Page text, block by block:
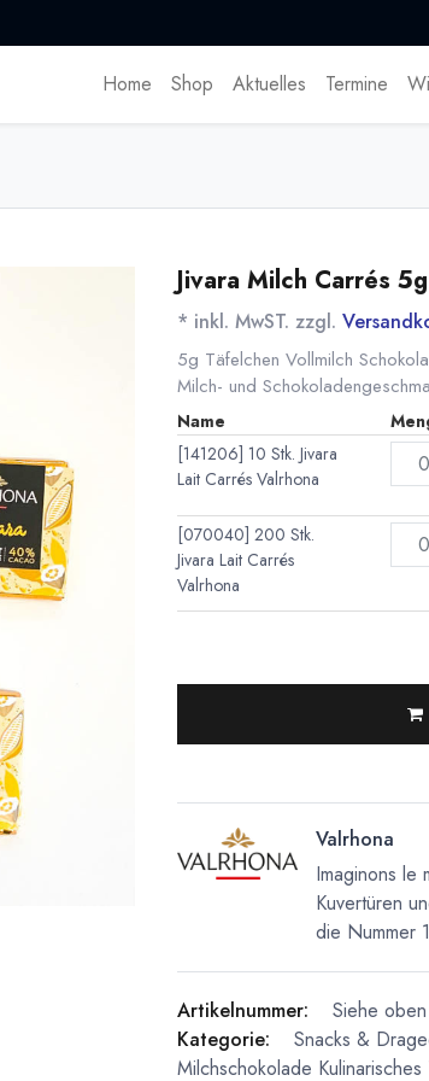
Home Shop Aktuelles Termine
Jivara Milch Carrés
* inkl. MwST. zzgl.
5g Täfelchen Vollmilch
Milch- und
Name
[141206] 10 Stk. Jivara
Lait Carrés Valrhona
[070040] 200 Stk.
Jivara Lait Carrés
Valrhona
Valrhona
Imaginons le
Kuvertüren
die Nummer
Artikelnummer:
Siehe
Kategorie:
Snacks &
Milchschokolade Kulinarisches